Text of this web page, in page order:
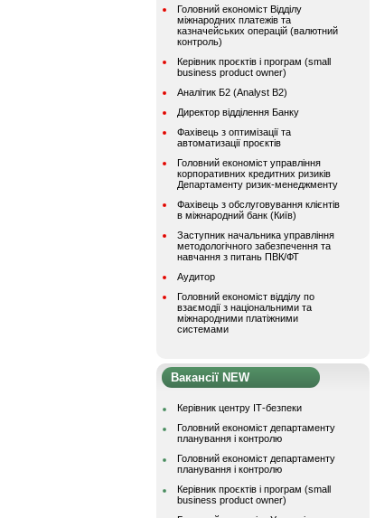
Головний економіст Відділу
міжнародних платежів та
казначейських операцій (валютний
контроль)
Керівник проєктів і програм (small
business product owner)
Аналітик Б2 (Analyst B2)
Директор відділення Банку
Фахівець з оптимізації та
автоматизації проєктів
Головний економіст управління
корпоративних кредитних ризиків
Департаменту ризик-менеджменту
Фахівець з обслуговування клієнтів
в міжнародний банк (Київ)
Заступник начальника управління
методологічного забезпечення та
навчання з питань ПВК/ФТ
Аудитор
Головний економіст відділу по
взаємодії з національними та
міжнародними платіжними
системами
Вакансії NEW
Керівник центру ІТ-безпеки
Головний економіст департаменту
планування і контролю
Головний економіст департаменту
планування і контролю
Керівник проєктів і програм (small
business product owner)